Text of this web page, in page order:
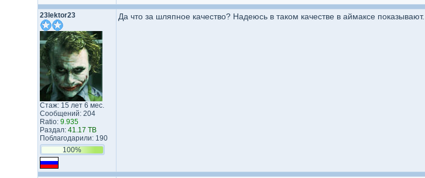
23lektor23
Стаж: 15 лет 6 мес.
Сообщений: 204
Ratio: 9.935
Раздал: 41.17 TB
Поблагодарили: 190
100%
Да что за шляпное качество? Надеюсь в таком качестве в аймаксе показывают...